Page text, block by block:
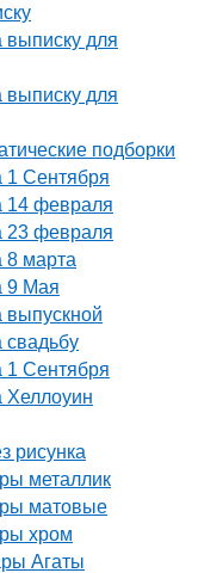
для
для
подборки
Сентября
февраля
февраля
марта
9 Мая
Сентября
рисунка
металлик
матовые
хром
Агаты